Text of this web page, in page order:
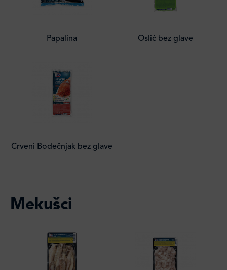
Papalina Oslić bez glave
Crveni Bodečnjak bez glave
Mekušci